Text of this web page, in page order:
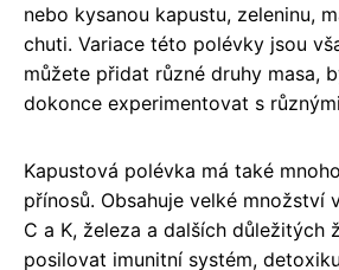
nebo kysanou kapustu, zeleninu,
chuti. Variace této polévky jsou
můžete přidat různé druhy masa,
dokonce experimentovat s
Kapustová polévka má také
přínosů. Obsahuje velké množství
C a K, železa a dalších důležitých
posilovat imunitní systém,